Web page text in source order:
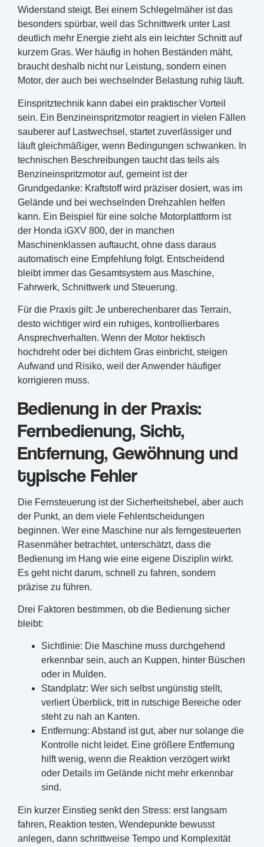
Widerstand steigt. Bei einem Schlegelmäher ist das
besonders spürbar, weil das Schnittwerk unter Last
deutlich mehr Energie zieht als ein leichter Schnitt auf
kurzem Gras. Wer häufig in hohen Beständen mäht,
braucht deshalb nicht nur Leistung, sondern einen
Motor, der auch bei wechselnder Belastung ruhig läuft.
Einspritztechnik kann dabei ein praktischer Vorteil
sein. Ein Benzineinspritzmotor reagiert in vielen Fällen
sauberer auf Lastwechsel, startet zuverlässiger und
läuft gleichmäßiger, wenn Bedingungen schwanken. In
technischen Beschreibungen taucht das teils als
Benzineinspritzmotor auf, gemeint ist der
Grundgedanke: Kraftstoff wird präziser dosiert, was im
Gelände und bei wechselnden Drehzahlen helfen
kann. Ein Beispiel für eine solche Motorplattform ist
der Honda iGXV 800, der in manchen
Maschinenklassen auftaucht, ohne dass daraus
automatisch eine Empfehlung folgt. Entscheidend
bleibt immer das Gesamtsystem aus Maschine,
Fahrwerk, Schnittwerk und Steuerung.
Für die Praxis gilt: Je unberechenbarer das Terrain,
desto wichtiger wird ein ruhiges, kontrollierbares
Ansprechverhalten. Wenn der Motor hektisch
hochdreht oder bei dichtem Gras einbricht, steigen
Aufwand und Risiko, weil der Anwender häufiger
korrigieren muss.
Bedienung in der Praxis:
Fernbedienung, Sicht,
Entfernung, Gewöhnung und
typische Fehler
Die Fernsteuerung ist der Sicherheitshebel, aber auch
der Punkt, an dem viele Fehlentscheidungen
beginnen. Wer eine Maschine nur als ferngesteuerten
Rasenmäher betrachtet, unterschätzt, dass die
Bedienung im Hang wie eine eigene Disziplin wirkt.
Es geht nicht darum, schnell zu fahren, sondern
präzise zu führen.
Drei Faktoren bestimmen, ob die Bedienung sicher
bleibt:
Sichtlinie: Die Maschine muss durchgehend
erkennbar sein, auch an Kuppen, hinter Büschen
oder in Mulden.
Standplatz: Wer sich selbst ungünstig stellt,
verliert Überblick, tritt in rutschige Bereiche oder
steht zu nah an Kanten.
Entfernung: Abstand ist gut, aber nur solange die
Kontrolle nicht leidet. Eine größere Entfernung
hilft wenig, wenn die Reaktion verzögert wirkt
oder Details im Gelände nicht mehr erkennbar
sind.
Ein kurzer Einstieg senkt den Stress: erst langsam
fahren, Reaktion testen, Wendepunkte bewusst
anlegen, dann schrittweise Tempo und Komplexität